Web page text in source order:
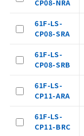
CP08-NRA
61F-LS-
CP08-SRA
61F-LS-
CP08-SRB
61F-LS-
CP11-ARA
61F-LS-
CP11-BRC
以下の条件
ご利用くださ
本サー
商品の
(税抜)
す。
当社制
本サー
ことを
在庫状
記載し